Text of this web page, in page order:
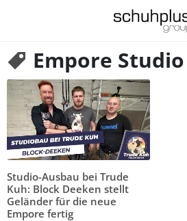
Empore Studio
Studio-Ausbau bei Trude
Kuh: Block Deeken stellt
Geländer für die neue
Empore fertig